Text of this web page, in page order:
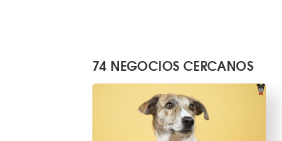
74 NEGOCIOS CERCANOS